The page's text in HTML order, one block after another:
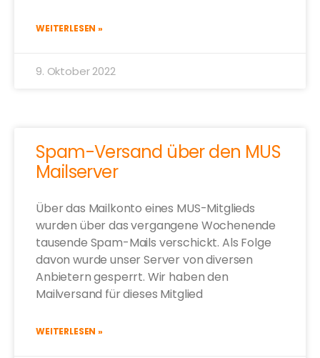
WEITERLESEN »
9. Oktober 2022
Spam-Versand über den MUS
Mailserver
Über das Mailkonto eines MUS-Mitglieds
wurden über das vergangene Wochenende
tausende Spam-Mails verschickt. Als Folge
davon wurde unser Server von diversen
Anbietern gesperrt. Wir haben den
Mailversand für dieses Mitglied
WEITERLESEN »